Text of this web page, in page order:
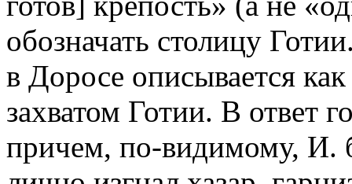
обозначать столицу
в Доросе описывается
захватом Готии. В ответ
причем, по-видимому, И.